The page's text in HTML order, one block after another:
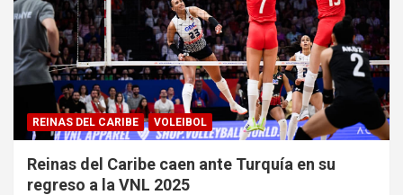
REINAS DEL CARIBE VOLEIBOL
Reinas del Caribe caen ante Turquía en su
regreso a la VNL 2025